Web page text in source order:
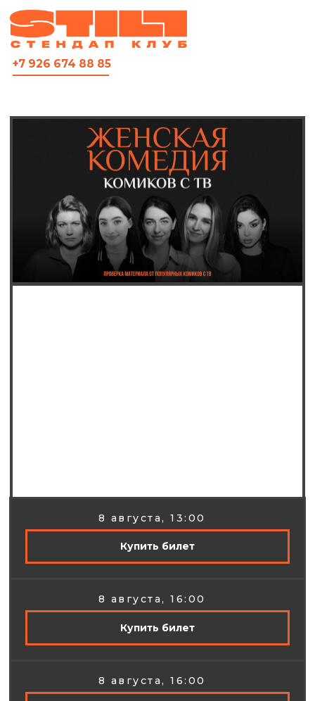
+7 926 674 88 85 ВСЯ АФИША
Женская комедия
комиков с ТВ
Женская комедия — проверка
материала от популярных и ярких
комикес современной сцены.
8 августа, 13:00
Купить билет
8 августа, 16:00
Купить билет
8 августа, 16:00